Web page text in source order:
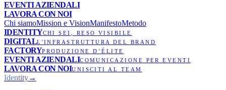
EVENTI AZIENDALI
LAVORA CON NOI
Chi siamoMission e VisionManifestoMetodo
IDENTITYCHI SEI, RESO VISIBILE
DIGITALL'INFRASTRUTTURA DEL BRAND
FACTORYPRODUZIONE D’ÉLITE
EVENTI AZIENDALICOMUNICAZIONE PER EVENTI
LAVORA CON NOIUNISCITI AL TEAM
Identity→